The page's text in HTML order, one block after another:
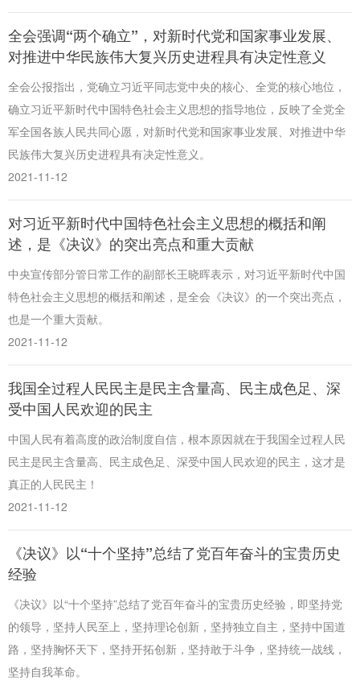
全会强调“两个确立”，对新时代党和国家事业发展、
对推进中华民族伟大复兴历史进程具有决定性意义
全会公报指出，党确立习近平同志党中央的核心、全党的核心地位，
确立习近平新时代中国特色社会主义思想的指导地位，反映了全党全
军全国各族人民共同心愿，对新时代党和国家事业发展、对推进中华
民族伟大复兴历史进程具有决定性意义。
2021-11-12
对习近平新时代中国特色社会主义思想的概括和阐
述，是《决议》的突出亮点和重大贡献
中央宣传部分管日常工作的副部长王晓晖表示，对习近平新时代中国
特色社会主义思想的概括和阐述，是全会《决议》的一个突出亮点，
也是一个重大贡献。
2021-11-12
我国全过程人民民主是民主含量高、民主成色足、深
受中国人民欢迎的民主
中国人民有着高度的政治制度自信，根本原因就在于我国全过程人民
民主是民主含量高、民主成色足、深受中国人民欢迎的民主，这才是
真正的人民民主！
2021-11-12
《决议》以“十个坚持”总结了党百年奋斗的宝贵历史
经验
《决议》以“十个坚持”总结了党百年奋斗的宝贵历史经验，即坚持党
的领导，坚持人民至上，坚持理论创新，坚持独立自主，坚持中国道
路，坚持胸怀天下，坚持开拓创新，坚持敢于斗争，坚持统一战线，
坚持自我革命。